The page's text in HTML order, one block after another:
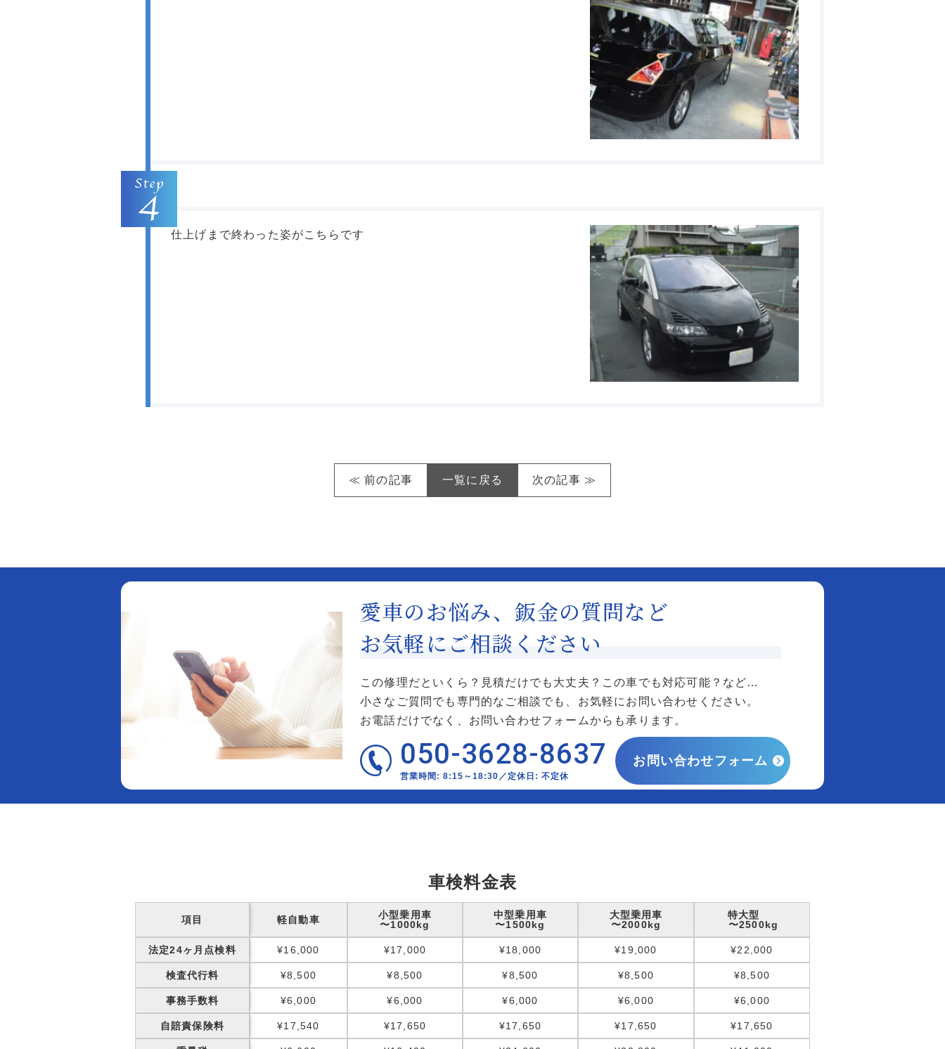
仕上げまで終わった姿がこちらです
≪ 前の記事 一覧に戻る 次の記事 ≫
愛車のお悩み、鈑金の質問など
お気軽にご相談ください
この修理だといくら？見積だけでも大丈夫？この車でも対応可能？など…
小さなご質問でも専門的なご相談でも、お気軽にお問い合わせください。
お電話だけでなく、お問い合わせフォームからも承ります。
050-3628-8637
営業時間: 8:15～18:30／定休日: 不定休
お問い合わせフォーム
車検料金表
項目 軽自動車
小型乗用車
〜1000kg
中型乗用車
〜1500kg
大型乗用車
〜2000kg
特大型
〜2500kg
法定24ヶ月点検料 ¥16,000 ¥17,000 ¥18,000 ¥19,000 ¥22,000
検査代行料 ¥8,500 ¥8,500 ¥8,500 ¥8,500 ¥8,500
事務手数料 ¥6,000 ¥6,000 ¥6,000 ¥6,000 ¥6,000
自賠責保険料 ¥17,540 ¥17,650 ¥17,650 ¥17,650 ¥17,650